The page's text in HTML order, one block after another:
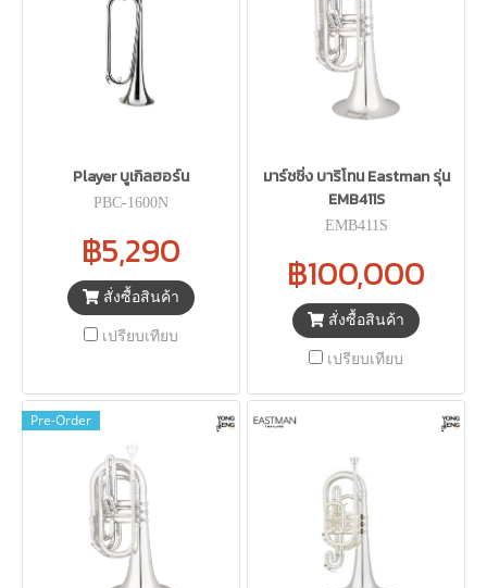
Player บูเกิลฮอร์น
PBC-1600N
฿5,290
สั่งซื้อสินค้า
เปรียบเทียบ
มาร์ชชิ่ง บาริโทน Eastman รุ่น
EMB411S
EMB411S
฿100,000
สั่งซื้อสินค้า
เปรียบเทียบ
Pre-Order